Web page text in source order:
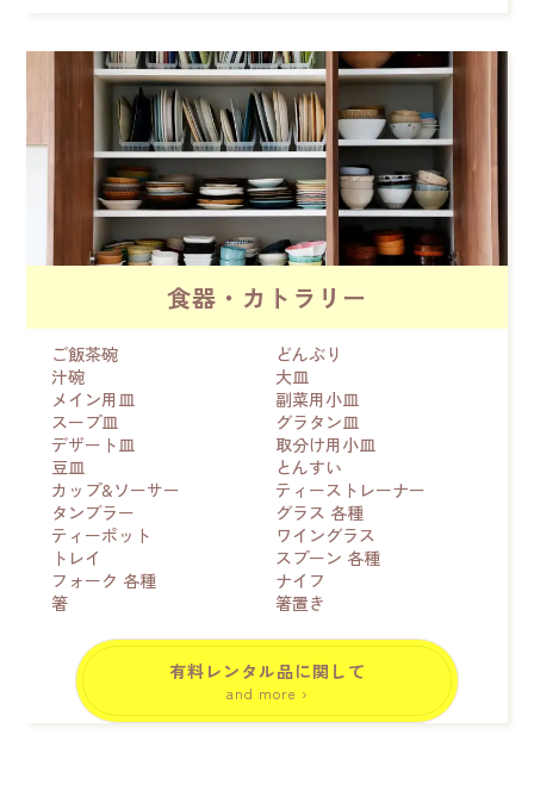
食器・カトラリー
ご飯茶碗
どんぶり
汁碗
大皿
メイン用皿
副菜用小皿
スープ皿
グラタン皿
デザート皿
取分け用小皿
豆皿
とんすい
カップ&ソーサー
ティーストレーナー
タンブラー
グラス 各種
ティーポット
ワイングラス
トレイ
スプーン 各種
フォーク 各種
ナイフ
箸
箸置き
有料レンタル品に関して
and more ›